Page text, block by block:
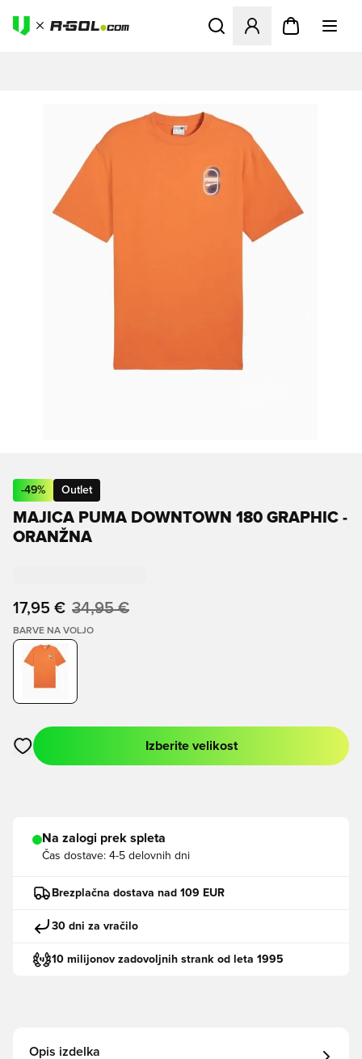
Odpre Modal za prijavo ali
-49% Outlet
MAJICA PUMA DOWNTOWN 180 GRAPHIC -
ORANŽNA
17,95 € 34,95 €
BARVE NA VOLJO
Odpre Modal za prijavo ali vpis kot član
Izberite velikost
Na zalogi prek spleta
Čas dostave: 4-5 delovnih dni
Brezplačna dostava nad 109 EUR
30 dni za vračilo
10 milijonov zadovoljnih strank od leta 1995
Opis izdelka